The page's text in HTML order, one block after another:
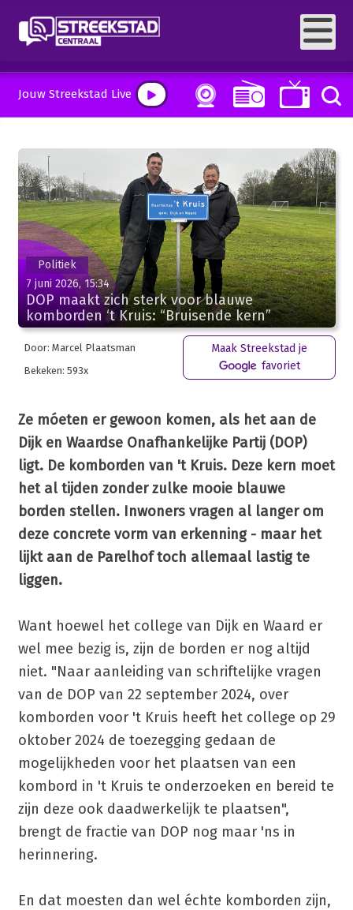
Jouw Streekstad Live
Politiek
7 juni 2026, 15:34
DOP maakt zich sterk voor blauwe
komborden ‘t Kruis: “Bruisende kern”
Door: Marcel Plaatsman
Bekeken: 593x
Maak Streekstad je
favoriet
Ze móeten er gewoon komen, als het aan de
Dijk en Waardse Onafhankelijke Partij (DOP)
ligt. De komborden van 't Kruis. Deze kern moet
het al tijden zonder zulke mooie blauwe
borden stellen. Inwoners vragen al langer om
deze concrete vorm van erkenning - maar het
lijkt aan de Parelhof toch allemaal lastig te
liggen.
Want hoewel het college van Dijk en Waard er
wel mee bezig is, zijn de borden er nog altijd
niet. "Naar aanleiding van schriftelijke vragen
van de DOP van 22 september 2024, over
komborden voor 't Kruis heeft het college op 29
oktober 2024 de toezegging gedaan de
mogelijkheden voor het plaatsen van een
kombord in 't Kruis te onderzoeken en bereid te
zijn deze ook daadwerkelijk te plaatsen",
brengt de fractie van DOP nog maar 'ns in
herinnering.
En dat moesten dan wel échte komborden zijn,